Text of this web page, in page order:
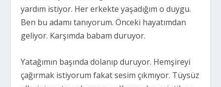
yardım istiyor. Her erkekte yaşadığım o duygu.
Ben bu adamı tanıyorum. Önceki hayatımdan
geliyor. Karşımda babam duruyor.
Yatağımın başında dolanıp duruyor. Hemşireyi
çağırmak istiyorum fakat sesim çıkmıyor. Tüysüz